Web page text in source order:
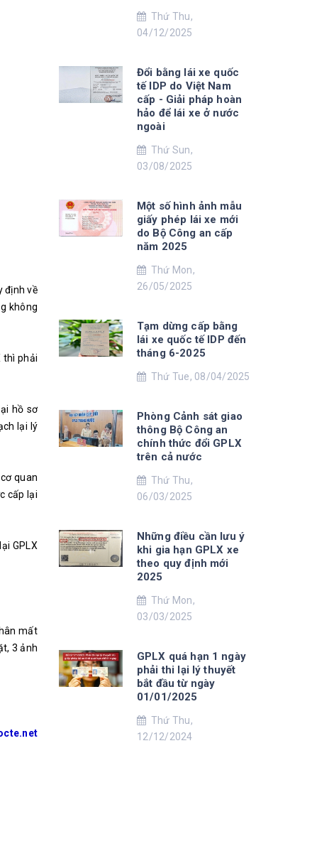
định về
không
thì phải
hồ sơ
lại lý
quan
cấp lại
GPLX
mất
3 ảnh
Thứ Thu,
04/12/2025
Đổi bằng lái xe quốc
tế IDP do Việt Nam
cấp - Giải pháp hoàn
hảo để lái xe ở nước
ngoài
Thứ Sun,
03/08/2025
Một số hình ảnh mẫu
giấy phép lái xe mới
do Bộ Công an cấp
năm 2025
Thứ Mon,
26/05/2025
Tạm dừng cấp bằng
lái xe quốc tế IDP đến
tháng 6-2025
Thứ Tue, 08/04/2025
Phòng Cảnh sát giao
thông Bộ Công an
chính thức đổi GPLX
trên cả nước
Thứ Thu,
06/03/2025
Những điều cần lưu ý
khi gia hạn GPLX xe
theo quy định mới
2025
Thứ Mon,
03/03/2025
GPLX quá hạn 1 ngày
phải thi lại lý thuyết
bắt đầu từ ngày
01/01/2025
Thứ Thu,
12/12/2024